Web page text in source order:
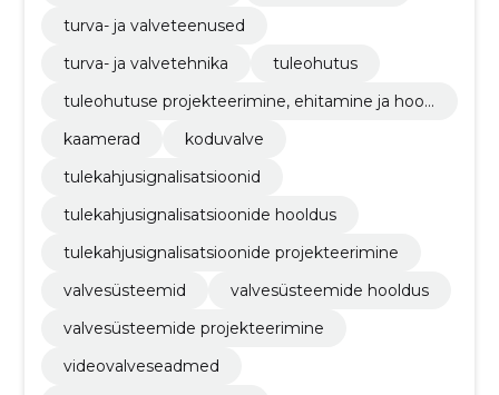
turva- ja valveteenused
turva- ja valvetehnika
tuleohutus
tuleohutuse projekteerimine, ehitamine ja hool
kaamerad
koduvalve
tulekahjusignalisatsioonid
tulekahjusignalisatsioonide hooldus
tulekahjusignalisatsioonide projekteerimine
valvesüsteemid
valvesüsteemide hooldus
valvesüsteemide projekteerimine
videovalveseadmed